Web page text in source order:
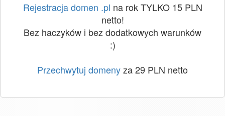
Rejestracja domen .pl na rok TYLKO 15 PLN
netto!
Bez haczyków i bez dodatkowych warunków
:)
Przechwytuj domenyza 29 PLN netto